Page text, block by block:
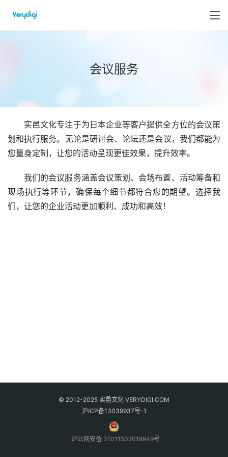
会议服务
实邑文化专注于为日本企业等客户提供全方位的会议策
划和执行服务。无论是研讨会、论坛还是会议，我们都能为
您量身定制，让您的活动呈现更佳效果，提升效率。
我们的会议服务涵盖会议策划、会场布置、活动筹备和
现场执行等环节，确保每个细节都符合您的期望。选择我
们，让您的企业活动更加顺利、成功和高效！
© 2012-2025 实邑文化 VERYDIGI.COM
沪ICP备13039937号-1
沪公网安备 31011502019949号